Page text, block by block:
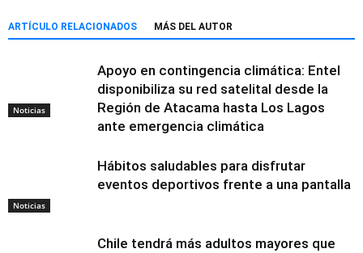
ARTÍCULO RELACIONADOS MÁS DEL AUTOR
Noticias
Apoyo en contingencia climática: Entel
disponibiliza su red satelital desde la
Región de Atacama hasta Los Lagos
ante emergencia climática
Noticias
Hábitos saludables para disfrutar
eventos deportivos frente a una pantalla
Chile tendrá más adultos mayores que